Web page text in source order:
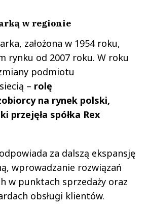
w regionie
założona w 1954 roku,
rynku od 2007 roku. W roku
podmiotu
– rolę
na rynek polski,
przejęła spółka Rex
za dalszą ekspansję
wprowadzanie rozwiązań
w punktach sprzedaży oraz
obsługi klientów.